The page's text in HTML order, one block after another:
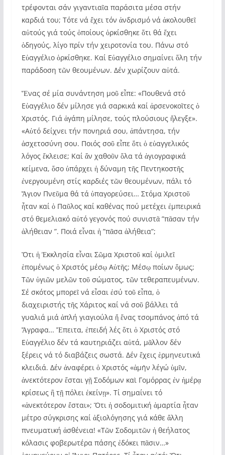
τρέφονται σάν γιγαντιαῖα παράσιτα μέσα στήν
καρδιά του; Τότε νά ἔχει τόν ἀνδρισμό νά ἀκολουθεῖ
αὐτούς γιά τούς ὁποίους ὁρκίσθηκε ὅτι θά ἔχει
ὁδηγούς, λίγο πρίν τήν χειροτονία του. Πάνω στό
Εὐαγγέλιο ὁρκίσθηκε. Καί Εὐαγγέλιο σημαίνει ὅλη τήν
παράδοση τῶν θεουμένων. Δέν χωρίζουν αὐτά.
Ἕνας σέ μία συνάντηση μοῦ εἶπε: «Πουθενά στό
Εὐαγγέλιο δέν μίλησε γιά σαρκικά καί ἀρσενοκοῖτες ὁ
Χριστός. Γιά ἀγάπη μίλησε, τούς πλούσιους ἤλεγξε».
«Αὐτό δείχνει τήν πονηριά σου, ἀπάντησα, τήν
ἀσχετοσύνη σου. Ποιός σοῦ εἶπε ὅτι ὁ εὐαγγελικός
λόγος ἔκλεισε; Καί ἄν χαθοῦν ὅλα τά ἁγιογραφικά
κείμενα, ὅσο ὑπάρχει ἡ δύναμη τῆς Πεντηκοστῆς
ἐνεργουμένη στίς καρδιές τῶν θεουμένων, πάλι τό
Ἅγιον Πνεῦμα θά τά ὑπαγορεύσει… Στόμα Χριστοῦ
ἦταν καί ὁ Παῦλος καί καθένας πού μετέχει ἐμπειρικά
στό θεμελιακό αὐτό γεγονός πού συνιστᾶ ”πᾶσαν τήν
ἀλήθειαν ”. Ποιά εἶναι ἡ ”πᾶσα ἀλήθεια”;
Ὅτι ἡ Ἐκκλησία εἶναι Σῶμα Χριστοῦ καί ὁμιλεῖ
ἑπομένως ὁ Χριστός μέσῳ Αὐτῆς; Μέσῳ ποίων ὅμως;
Τῶν ὑγιῶν μελῶν τοῦ σώματος, τῶν τεθεραπευμένων.
Σέ σκότος μπορεῖ νά εἶσαι ἐσύ τοῦ εἶπα, ὁ
διαχειριστής τῆς Χάριτος καί νά σοῦ βάλλει τά
γυαλιά μιά ἁπλή γιαγιούλα ἤ ἕνας τσομπάνος ἀπό τά
Ἄγραφα… Ἔπειτα, ἐπειδή λές ὅτι ὁ Χριστός στό
Εὐαγγέλιο δέν τά καυτηριάζει αὐτά, μᾶλλον δέν
ξέρεις νά τό διαβάζεις σωστά. Δέν ἔχεις ἑρμηνευτικά
κλειδιά. Δέν ἀναφέρει ὁ Χριστός «ἀμὴν λέγώ ὑμῖν,
ἀνεκτότερον ἔσται γῇ Σοδόμων καὶ Γομόρρας ἐν ἡμέρᾳ
κρίσεως ἢ τῇ πόλει ἐκείνῃ». Τί σημαίνει τό
«ἀνεκτότερον ἔσται»; Ὅτι ἡ σοδομιτική ἁμαρτία ἦταν
μέτρο σύγκρισης καί ἀξιολόγησης γιά κάθε ἄλλη
πνευματική ἀσθένεια! «Τῶν Σοδομιτῶν ἡ θεήλατος
κόλασις φοβερωτέρα πάσης ἐδόκει πᾶσιν…»